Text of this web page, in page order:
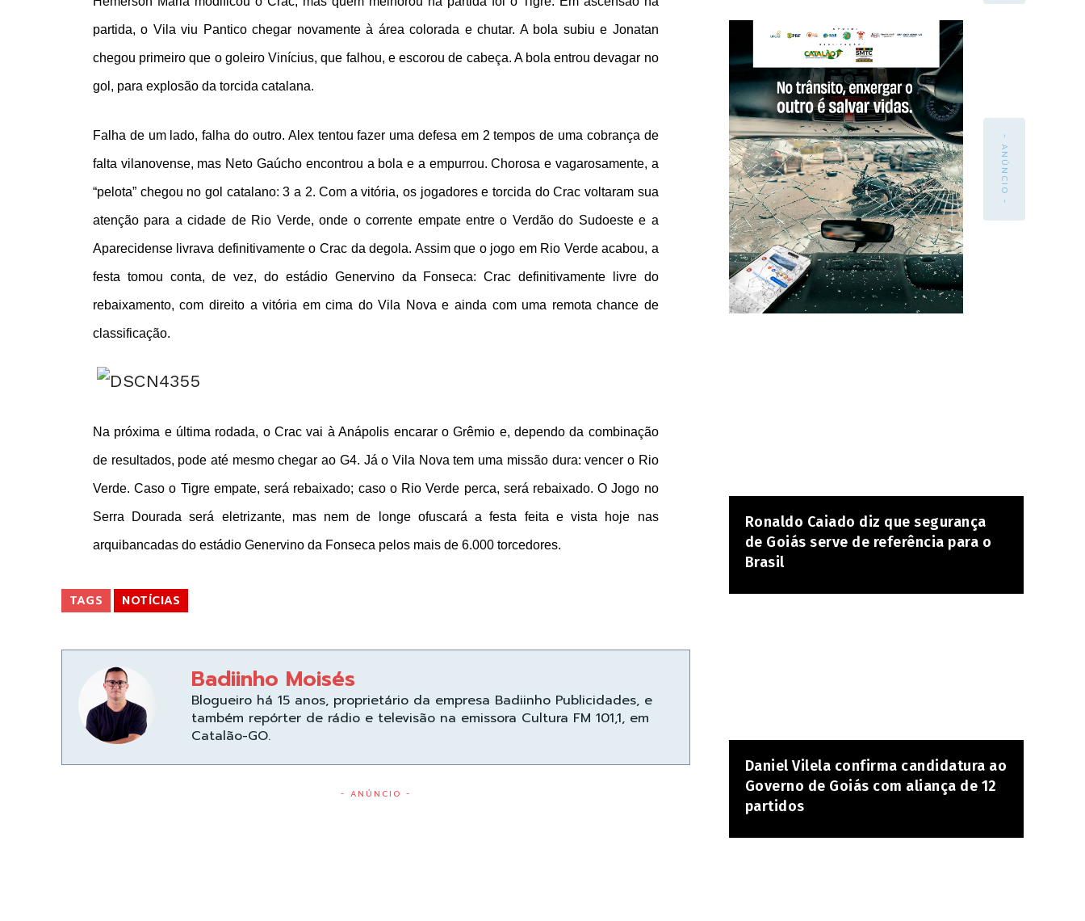
partida, o Vila viu Pantico chegar novamente à área colorada e chutar. A bola subiu e Jonatan
chegou primeiro que o goleiro Vinícius, que falhou, e escorou de cabeça. A bola entrou devagar no
gol, para explosão da torcida catalana.
Falha de um lado, falha do outro. Alex tentou fazer uma defesa em 2 tempos de uma cobrança de
falta vilanovense, mas Neto Gaúcho encontrou a bola e a empurrou. Chorosa e vagarosamente, a
“pelota” chegou no gol catalano: 3 a 2. Com a vitória, os jogadores e torcida do Crac voltaram sua
atenção para a cidade de Rio Verde, onde o corrente empate entre o Verdão do Sudoeste e a
Aparecidense livrava definitivamente o Crac da degola. Assim que o jogo em Rio Verde acabou, a
festa tomou conta, de vez, do estádio Genervino da Fonseca: Crac definitivamente livre do
rebaixamento, com direito a vitória em cima do Vila Nova e ainda com uma remota chance de
classificação.
Na próxima e última rodada, o Crac vai à Anápolis encarar o Grêmio e, dependo da combinação
de resultados, pode até mesmo chegar ao G4. Já o Vila Nova tem uma missão dura: vencer o Rio
Verde. Caso o Tigre empate, será rebaixado; caso o Rio Verde perca, será rebaixado. O Jogo no
Serra Dourada será eletrizante, mas nem de longe ofuscará a festa feita e vista hoje nas
arquibancadas do estádio Genervino da Fonseca pelos mais de 6.000 torcedores.
TAGS NOTÍCIAS
Badiinho Moisés
Blogueiro há 15 anos, proprietário da empresa Badiinho Publicidades, e
também repórter de rádio e televisão na emissora Cultura FM 101,1, em
Catalão-GO.
- ANÚNCIO -
- ANÚNCIO -
Ronaldo Caiado diz que segurança
de Goiás serve de referência para o
Brasil
Daniel Vilela confirma candidatura ao
Governo de Goiás com aliança de 12
partidos